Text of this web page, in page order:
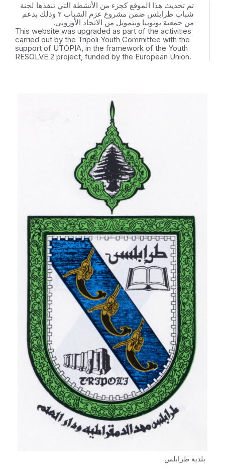
تم تحديث هذا الموقع كجزء من الأنشطة التي تنفذها لجنة
شباب طرابلس ضمن مشروع عزم الشباب ٢ وذلك بدعم
من جمعية يوتوبيا وبتمويل من الاتحاد الأوروبي.
This website was upgraded as part of the activities
carried out by the Tripoli Youth Committee with the
support of UTOPIA, in the framework of the Youth
RESOLVE 2 project, funded by the European Union.
بلدية طرابلس